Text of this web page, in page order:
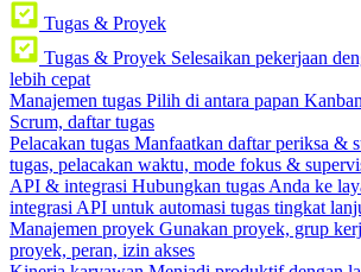
Tugas & Proyek
Tugas & Proyek Selesaikan pekerjaan
lebih cepat
Manajemen tugas Pilih di antara papan
Scrum, daftar tugas
Pelacakan tugas Manfaatkan daftar periksa &
tugas, pelacakan waktu, mode fokus &
API & integrasi Hubungkan tugas Anda ke
integrasi API untuk automasi tugas tingkat
Manajemen proyek Gunakan proyek, grup
proyek, peran, izin akses